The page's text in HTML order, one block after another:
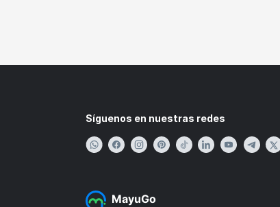
Síguenos en nuestras redes
MayuGo